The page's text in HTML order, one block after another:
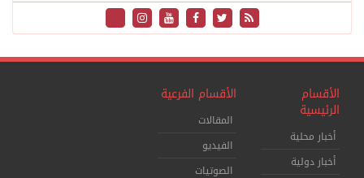
الأقسام
الرئيسية
أخبار محلية
أخبار دولية
الأقسام الفرعية
المقالات
الفيديو
الصوتيات